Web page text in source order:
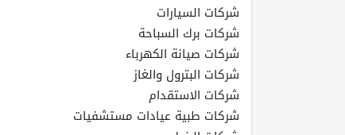
شركات السيارات
شركات برك السباحة
شركات صيانة الكهرباء
شركات البترول والغاز
شركات الاستقدام
شركات طبية عيادات مستشفيات